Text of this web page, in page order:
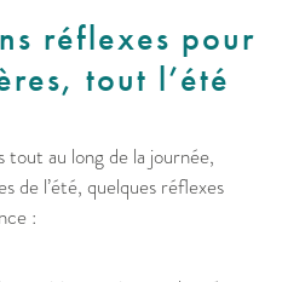
réflexes pour
tout l’été
tout au long de la journée,
de l’été, quelques réflexes
: